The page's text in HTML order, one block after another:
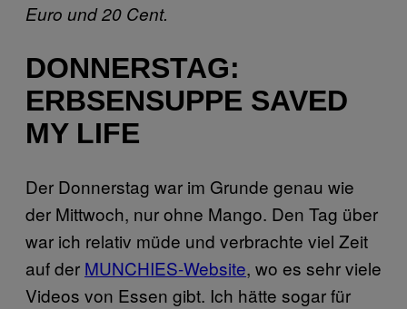
Euro und 20 Cent.
DONNERSTAG:
ERBSENSUPPE SAVED
MY LIFE
Der Donnerstag war im Grunde genau wie
der Mittwoch, nur ohne Mango. Den Tag über
war ich relativ müde und verbrachte viel Zeit
auf der MUNCHIES-Website, wo es sehr viele
Videos von Essen gibt. Ich hätte sogar für